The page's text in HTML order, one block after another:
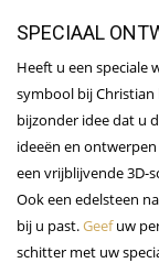
SPECIAAL
Heeft u een speciale
symbool bij
bijzonder idee dat u
ideeën en
een vrijblijvende 3D-
Ook een edelsteen
bij u past.Geefuw
schitter met uw